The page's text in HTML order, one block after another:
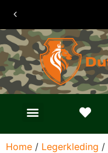
30 dagen
retouren
Home / Legerkleding /